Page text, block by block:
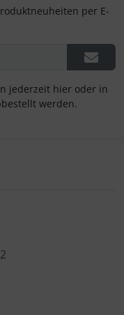
per E-
jederzeit hier oder in
werden.